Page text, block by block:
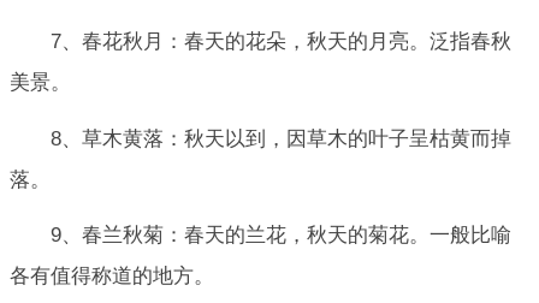
7、春花秋月：春天的花朵，秋天的月亮。泛指春秋
美景。
8、草木黄落：秋天以到，因草木的叶子呈枯黄而掉
落。
9、春兰秋菊：春天的兰花，秋天的菊花。一般比喻
各有值得称道的地方。